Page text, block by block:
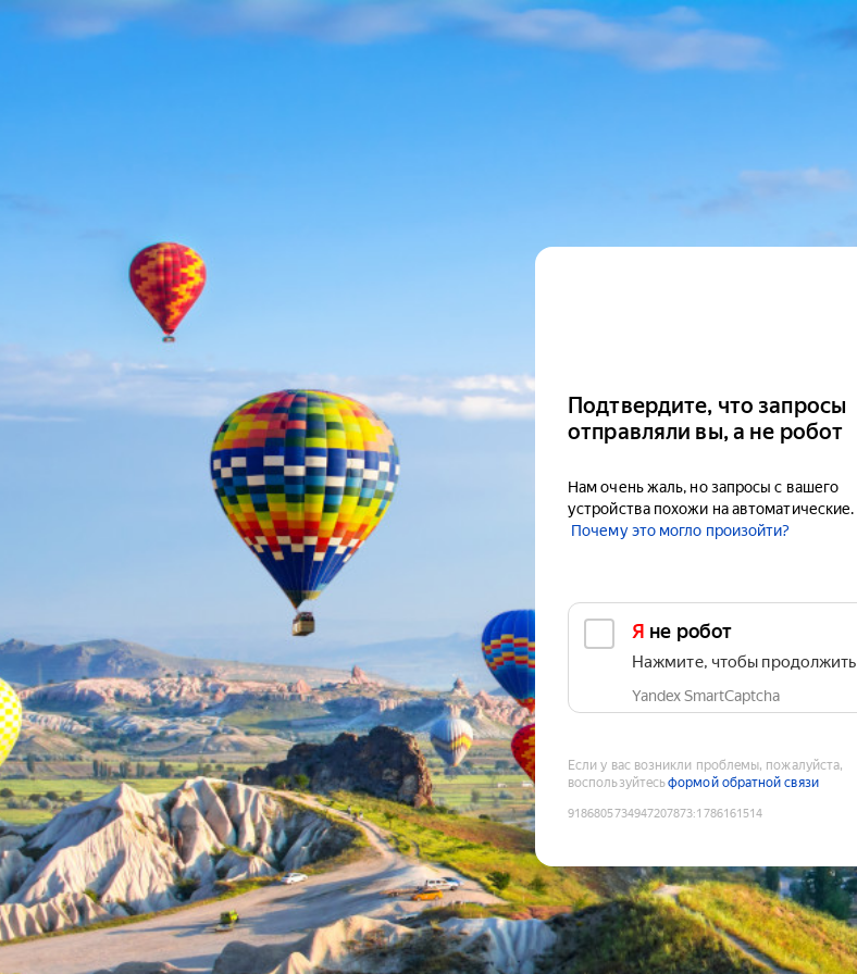
Подтвердите, что запросы
отправляли вы, а не робот
Нам очень жаль, но запросы с вашего
устройства похожи на автоматические.
Почему это могло произойти?
Я не робот
Нажмите, чтобы продолжить
Yandex SmartCaptcha
Если у вас возникли проблемы, пожалуйста,
воспользуйтесьформой обратной связи
9186805734947207873:1786161514